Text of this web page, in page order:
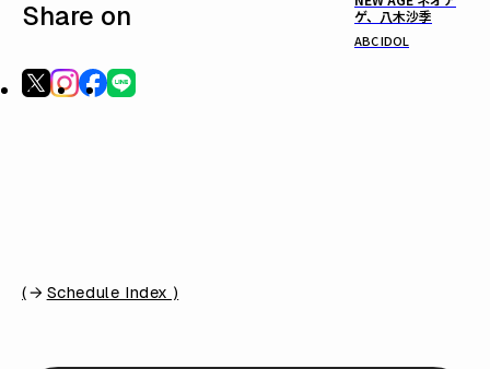
Share on
ゲ、八木沙季
ABC IDOL
( Schedule Index )